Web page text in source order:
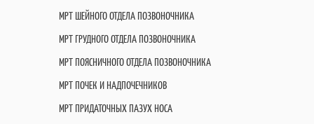
МРТ ШЕЙНОГО ОТДЕЛА ПОЗВОНОЧНИКА
МРТ ГРУДНОГО ОТДЕЛА ПОЗВОНОЧНИКА
МРТ ПОЯСНИЧНОГО ОТДЕЛА ПОЗВОНОЧНИКА
МРТ ПОЧЕК И НАДПОЧЕЧНИКОВ
МРТ ПРИДАТОЧНЫХ ПАЗУХ НОСА